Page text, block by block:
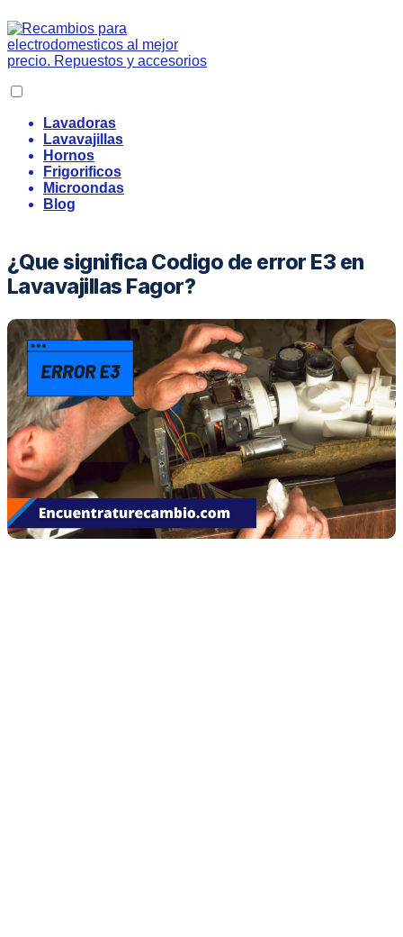
Lavadoras
Lavavajillas
Hornos
Frigorificos
Microondas
Blog
¿Que significa Codigo de error E3 en
Lavavajillas Fagor?